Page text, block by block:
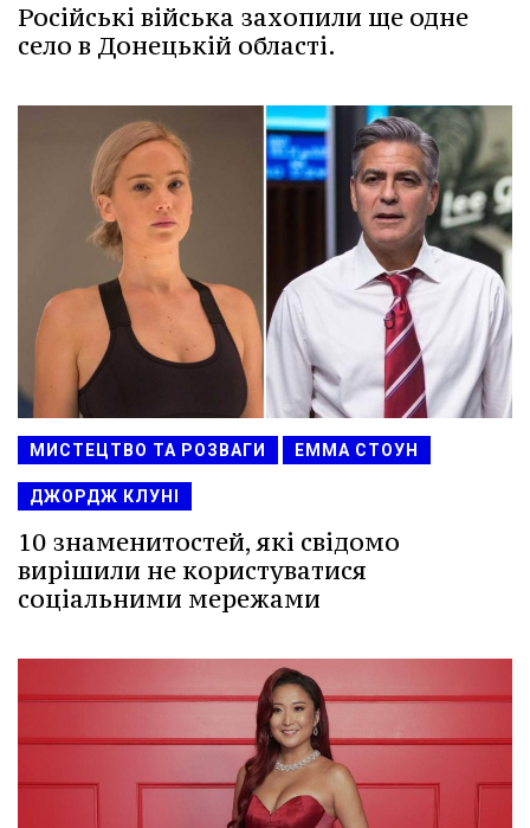
Російські війська захопили ще одне
село в Донецькій області.
МИСТЕЦТВО ТА РОЗВАГИ ЕММА СТОУН
ДЖОРДЖ КЛУНІ
10 знаменитостей, які свідомо
вирішили не користуватися
соціальними мережами